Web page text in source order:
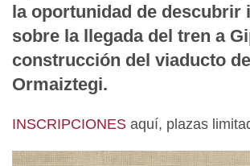
la oportunidad de descubrir
sobre la llegada del tren a
construcción del viaducto de
Ormaiztegi.
INSCRIPCIONES aquí, plazas